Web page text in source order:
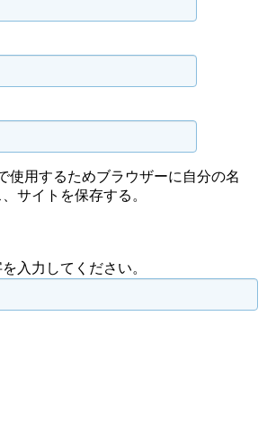
使用するためブラウザーに自分の名
サイトを保存する。
入力してください。